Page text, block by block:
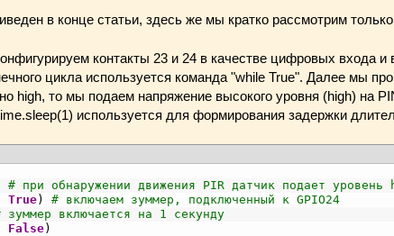
в конце статьи, здесь же мы кратко рассмотрим только
контакты 23 и 24 в качестве цифровых входа и
цикла используется команда "while True". Далее мы
high, то мы подаем напряжение высокого уровня (high) на
используется для формирования задержки
# при обнаружении движения PIR датчик подает уровень
True)
# включаем зуммер, подключенный к GPIO24
зуммер включается на 1 секунду
False)